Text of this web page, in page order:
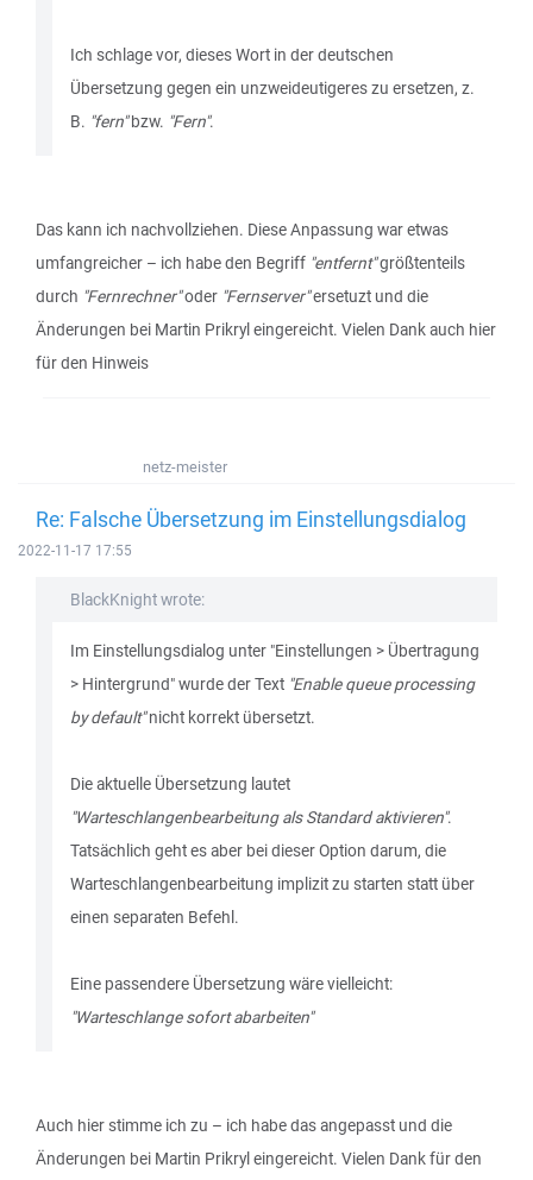
Ich schlage vor, dieses Wort in der deutschen
Übersetzung gegen ein unzweideutigeres zu ersetzen, z.
B. "fern"bzw. "Fern".
Das kann ich nachvollziehen. Diese Anpassung war etwas
umfangreicher – ich habe den Begriff "entfernt"größtenteils
durch "Fernrechner"oder "Fernserver"ersetuzt und die
Änderungen bei Martin Prikryl eingereicht. Vielen Dank auch hier
für den Hinweis
netz-meister
Re: Falsche Übersetzung im Einstellungsdialog
2022-11-17 17:55
BlackKnight wrote:
Im Einstellungsdialog unter "Einstellungen > Übertragung
> Hintergrund" wurde der Text "Enable queue processing
by default"nicht korrekt übersetzt.
Die aktuelle Übersetzung lautet
"Warteschlangenbearbeitung als Standard aktivieren".
Tatsächlich geht es aber bei dieser Option darum, die
Warteschlangenbearbeitung implizit zu starten statt über
einen separaten Befehl.
Eine passendere Übersetzung wäre vielleicht:
"Warteschlange sofort abarbeiten"
Auch hier stimme ich zu – ich habe das angepasst und die
Änderungen bei Martin Prikryl eingereicht. Vielen Dank für den